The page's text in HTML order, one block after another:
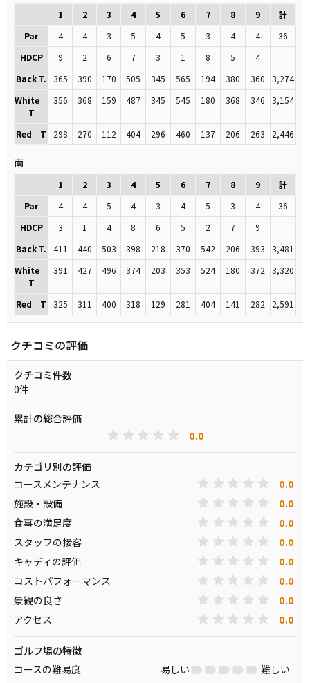
1 2 3 4 5 6 7 8 9
計
Par
4 4 3 5 4 5 3 4 4
36
HDCP
9 2 6 7 3 1 8 5
4
Back T.
365 390 170 505 345 565 194 380 360
3,274
White
T
356 368 159 487 345 545 180 368 346 3,154
Red T 298 270 112 404 296 460 137 206 263 2,446
南
1 2 3 4 5 6 7 8 9
計
Par
4 4 5 4 3 4 5 3 4
36
HDCP
3 1 4 8 6 5 2 7
9
Back T.
411 440 503 398 218 370 542 206 393
3,481
White
T
391 427 496 374 203 353 524 180 372 3,320
Red T 325 311 400 318 129 281 404 141 282 2,591
クチコミの評価
クチコミ件数
0件
累計の総合評価
0.0
カテゴリ別の評価
コースメンテナンス
0.0
施設・設備 0.0
食事の満足度 0.0
スタッフの接客 0.0
キャディの評価 0.0
コストパフォーマンス 0.0
景観の良さ 0.0
アクセス 0.0
ゴルフ場の特徴
コースの難易度
易しい
難しい